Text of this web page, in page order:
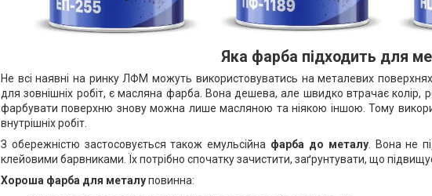
Яка фарба підходить для
Не всі наявні на ринку ЛФМ можуть використовуватись на металевих
для зовнішніх робіт, є масляна фарба. Вона дешева, але швидко втрачає колір,
фарбувати поверхню знову можна лише масляною та ніякою іншою. Тому
внутрішніх робіт.
З обережністю застосовується також емульсійна фарба до металу. Вона не
клейовими барвниками. Їх потрібно спочатку зачистити, заґрунтувати, що
Хороша фарба для металуповинна: